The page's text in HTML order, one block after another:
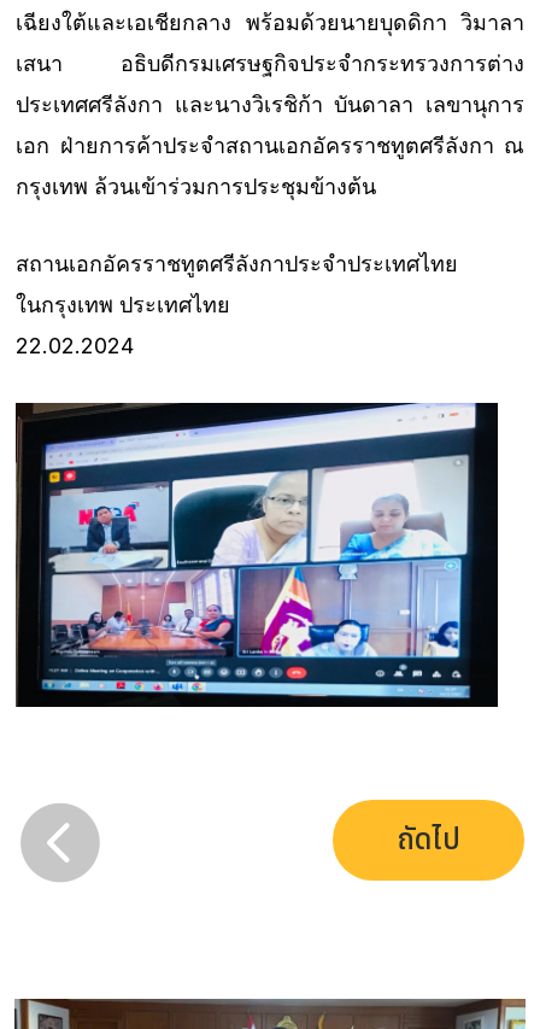
เฉียงใต้และเอเชียกลาง พร้อมด้วยนายบุดดิกา วิมาลา
เสนา อธิบดีกรมเศรษฐกิจประจำกระทรวงการต่าง
ประเทศศรีลังกา และนางวิเรชิก้า บันดาลา เลขานุการ
เอก ฝ่ายการค้าประจำสถานเอกอัครราชทูตศรีลังกา ณ
กรุงเทพ ล้วนเข้าร่วมการประชุมข้างต้น
สถานเอกอัครราชทูตศรีลังกาประจำประเทศไทย
ในกรุงเทพ ประเทศไทย
22.02.2024
 ถัดไป